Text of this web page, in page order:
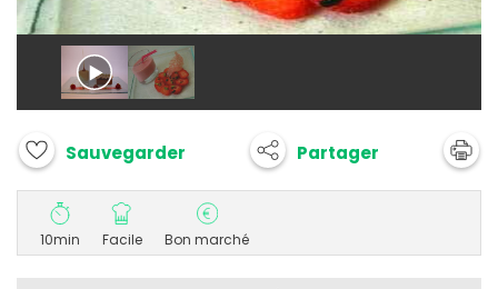
Sauvegarder Partager
10min Facile Bon marché